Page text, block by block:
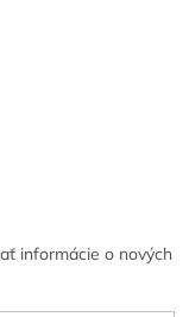
informácie o nových